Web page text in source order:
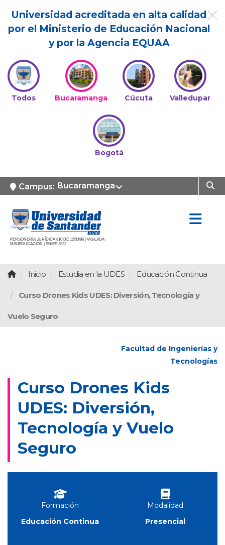
Universidad acreditada en alta calidad
por el Ministerio de Educación Nacional
y por la Agencia EQUAA
Todos Bucaramanga Cúcuta Valledupar
Bogotá
Campus: Bucaramanga
PERSONERÍA JURÍDICA 810 DE 12/03/96 | VIGILADA
MINIEDUCACIÓN | SNIES 2832
Inicio Estudia en la UDES Educación Continua
Curso Drones Kids UDES: Diversión, Tecnología y
Vuelo Seguro
Facultad de Ingenierías y
Tecnologías
Curso Drones Kids
UDES: Diversión,
Tecnología y Vuelo
Seguro
Formación
Educación Continua
Modalidad
Presencial